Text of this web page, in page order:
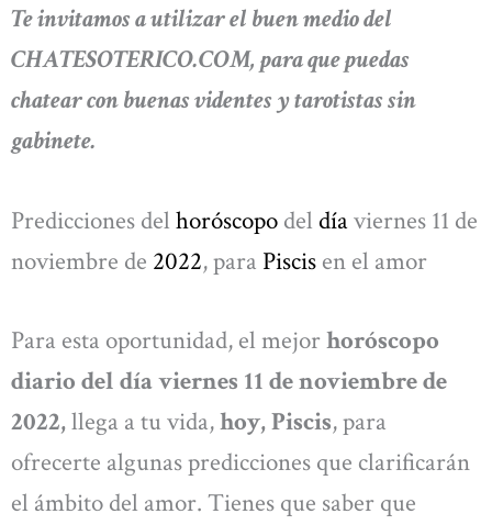
Te invitamos a utilizar el buen medio del
CHATESOTERICO.COM, para que puedas
chatear con buenas videntes y tarotistas sin
gabinete.
Predicciones del horóscopo del díaviernes 11 de
noviembre de 2022, para Piscis en el amor
Para esta oportunidad, el mejorhoróscopo
diario del día viernes 11 de noviembre de
2022,llega a tu vida,hoy, Piscis, para
ofrecerte algunas predicciones que clarificarán
el ámbito del amor. Tienes que saber que